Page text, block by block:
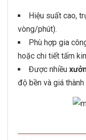
Hiệu suất cao,
vòng/phút).
Phù hợp gia
hoặc chi tiết tấm
Được nhiều
độ bền và giá thành